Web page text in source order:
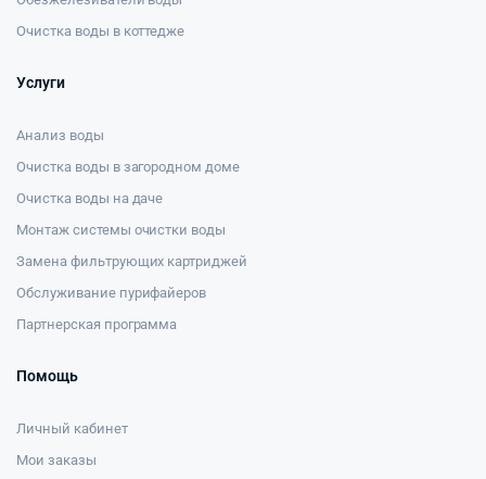
Очистка воды в коттедже
Услуги
Анализ воды
Очистка воды в загородном доме
Очистка воды на даче
Монтаж системы очистки воды
Замена фильтрующих картриджей
Обслуживание пурифайеров
Партнерская программа
Помощь
Личный кабинет
Мои заказы